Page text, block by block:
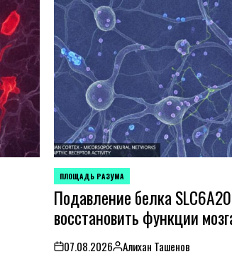
POSTED
IN
ПЛОЩАДЬ РАЗУМА
Подавление белка
восстановить функции
on07.08.2026Posted
Алихан Ташенов